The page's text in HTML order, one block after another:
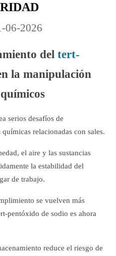
06-2026
del tert-
la manipulación
serios desafíos de
relacionadas con sales.
el aire y las sustancias
la estabilidad del
de trabajo.
se vuelven más
pentóxido de sodio es ahora
reduce el riesgo de